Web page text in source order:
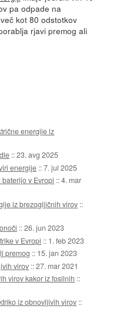
pa odpade na
kot 80 odstotkov
rjavi premog ali
energije iz
::23. avg 2025
energije ::7. jul 2025
v Evropi ::4. mar
iz brezogljičnih virov ::
::26. jun 2023
v Evropi :: 1. feb 2023
premog :: 15. jan 2023
virov ::27. mar 2021
virov kakor iz fosilnih ::
iz obnovljivih virov ::